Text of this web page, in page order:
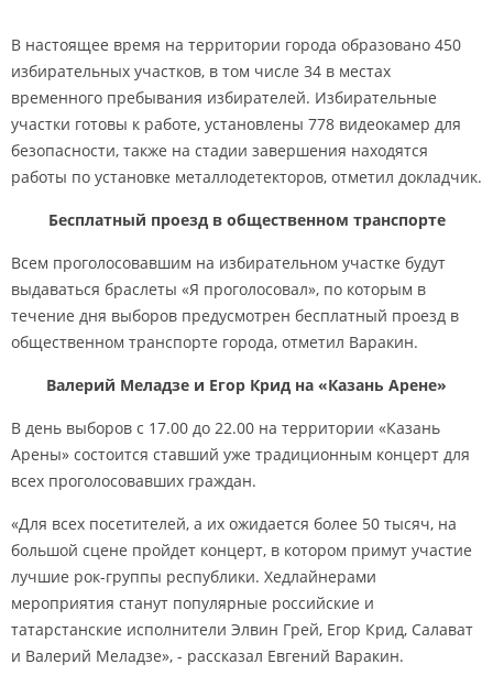
В настоящее время на территории города образовано 450
избирательных участков, в том числе 34 в местах
временного пребывания избирателей. Избирательные
участки готовы к работе, установлены 778 видеокамер для
безопасности, также на стадии завершения находятся
работы по установке металлодетекторов, отметил докладчик.
Бесплатный проезд в общественном транспорте
Всем проголосовавшим на избирательном участке будут
выдаваться браслеты «Я проголосовал», по которым в
течение дня выборов предусмотрен бесплатный проезд в
общественном транспорте города, отметил Варакин.
Валерий Меладзе и Егор Крид на «Казань Арене»
В день выборов с 17.00 до 22.00 на территории «Казань
Арены» состоится ставший уже традиционным концерт для
всех проголосовавших граждан.
«Для всех посетителей, а их ожидается более 50 тысяч, на
большой сцене пройдет концерт, в котором примут участие
лучшие рок-группы республики. Хедлайнерами
мероприятия станут популярные российские и
татарстанские исполнители Элвин Грей, Егор Крид, Салават
и Валерий Меладзе», - рассказал Евгений Варакин.